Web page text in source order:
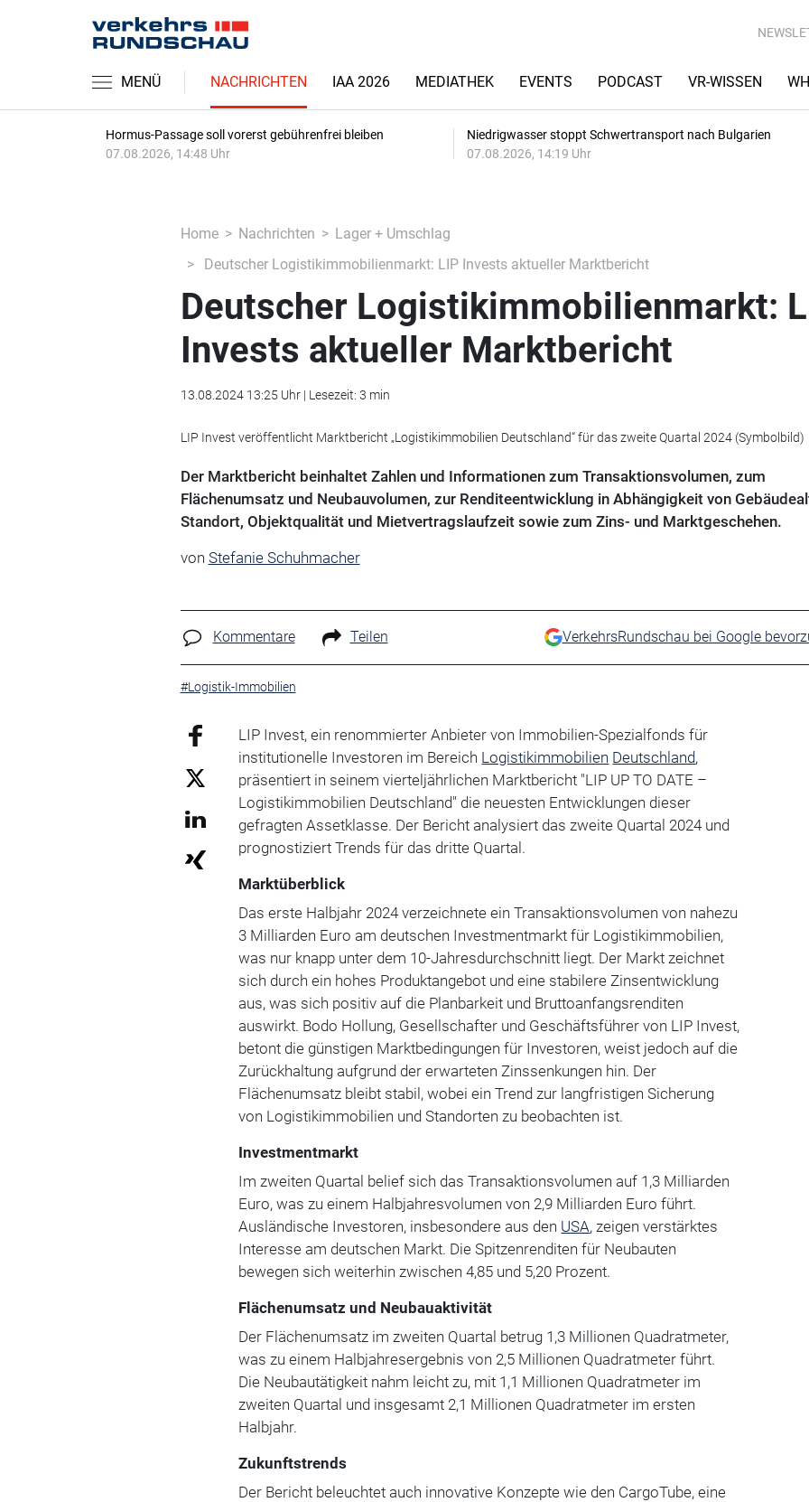
MENÜ NACHRICHTEN IAA 2026 MEDIATHEK EVENTS PODCAST VR-WISSEN
Hormus-Passage soll vorerst gebührenfrei bleiben
07.08.2026, 14:48 Uhr
Niedrigwasser stoppt Schwertransport nach Bulgarien
07.08.2026, 14:19 Uhr
Home Nachrichten
Lager + Umschlag
Deutscher Logistikimmobilienmarkt: LIP Invests aktueller Marktbericht
Deutscher Logistikimmobilienmarkt:
Invests aktueller Marktbericht
13.08.2024 13:25 Uhr | Lesezeit: 3 min
LIP Invest veröffentlicht Marktbericht „Logistikimmobilien Deutschland“ für das zweite Quartal 2024 (Symbolbild)
Der Marktbericht beinhaltet Zahlen und Informationen zum Transaktionsvolumen, zum
Flächenumsatz und Neubauvolumen, zur Renditeentwicklung in Abhängigkeit von
Standort, Objektqualität und Mietvertragslaufzeit sowie zum Zins- und Marktgeschehen.
von Stefanie Schuhmacher
Kommentare Teilen VerkehrsRundschau bei Google
#Logistik-Immobilien
LIP Invest, ein renommierter Anbieter von Immobilien-Spezialfonds für
institutionelle Investoren im Bereich Logistikimmobilien Deutschland,
präsentiert in seinem vierteljährlichen Marktbericht "LIP UP TO DATE –
Logistikimmobilien Deutschland" die neuesten Entwicklungen dieser
gefragten Assetklasse. Der Bericht analysiert das zweite Quartal 2024 und
prognostiziert Trends für das dritte Quartal.
Marktüberblick
Das erste Halbjahr 2024 verzeichnete ein Transaktionsvolumen von nahezu
3 Milliarden Euro am deutschen Investmentmarkt für Logistikimmobilien,
was nur knapp unter dem 10-Jahresdurchschnitt liegt. Der Markt zeichnet
sich durch ein hohes Produktangebot und eine stabilere Zinsentwicklung
aus, was sich positiv auf die Planbarkeit und Bruttoanfangsrenditen
auswirkt. Bodo Hollung, Gesellschafter und Geschäftsführer von LIP Invest,
betont die günstigen Marktbedingungen für Investoren, weist jedoch auf die
Zurückhaltung aufgrund der erwarteten Zinssenkungen hin. Der
Flächenumsatz bleibt stabil, wobei ein Trend zur langfristigen Sicherung
von Logistikimmobilien und Standorten zu beobachten ist.
Investmentmarkt
Im zweiten Quartal belief sich das Transaktionsvolumen auf 1,3 Milliarden
Euro, was zu einem Halbjahresvolumen von 2,9 Milliarden Euro führt.
Ausländische Investoren, insbesondere aus den USA, zeigen verstärktes
Interesse am deutschen Markt. Die Spitzenrenditen für Neubauten
bewegen sich weiterhin zwischen 4,85 und 5,20 Prozent.
Flächenumsatz und Neubauaktivität
Der Flächenumsatz im zweiten Quartal betrug 1,3 Millionen Quadratmeter,
was zu einem Halbjahresergebnis von 2,5 Millionen Quadratmeter führt.
Die Neubautätigkeit nahm leicht zu, mit 1,1 Millionen Quadratmeter im
zweiten Quartal und insgesamt 2,1 Millionen Quadratmeter im ersten
Halbjahr.
Zukunftstrends
Der Bericht beleuchtet auch innovative Konzepte wie den CargoTube, eine